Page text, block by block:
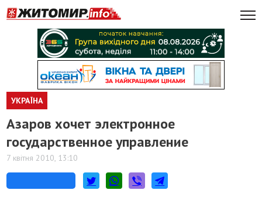
УКРАЇНА
Азаров хочет электронное
государственное управление
7 квітня 2010, 13:10